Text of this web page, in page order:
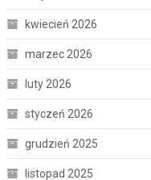
kwiecień 2026
marzec 2026
luty 2026
styczeń 2026
grudzień 2025
listopad 2025